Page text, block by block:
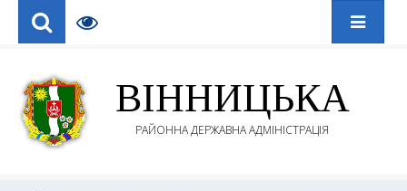
ВІННИЦЬКА
РАЙОННА ДЕРЖАВНА АДМІНІСТРАЦІЯ